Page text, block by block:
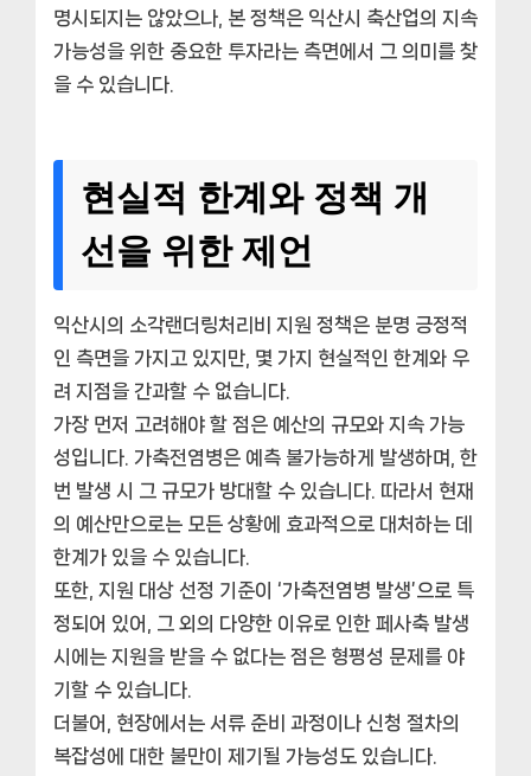
명시되지는 않았으나, 본 정책은 익산시 축산업의 지속
가능성을 위한 중요한 투자라는 측면에서 그 의미를 찾
을 수 있습니다.
현실적 한계와 정책 개
선을 위한 제언
익산시의 소각랜더링처리비 지원 정책은 분명 긍정적
인 측면을 가지고 있지만, 몇 가지 현실적인 한계와 우
려 지점을 간과할 수 없습니다.
가장 먼저 고려해야 할 점은 예산의 규모와 지속 가능
성입니다. 가축전염병은 예측 불가능하게 발생하며, 한
번 발생 시 그 규모가 방대할 수 있습니다. 따라서 현재
의 예산만으로는 모든 상황에 효과적으로 대처하는 데
한계가 있을 수 있습니다.
또한, 지원 대상 선정 기준이 ‘가축전염병 발생’으로 특
정되어 있어, 그 외의 다양한 이유로 인한 페사축 발생
시에는 지원을 받을 수 없다는 점은 형평성 문제를 야
기할 수 있습니다.
더불어, 현장에서는 서류 준비 과정이나 신청 절차의
복잡성에 대한 불만이 제기될 가능성도 있습니다.